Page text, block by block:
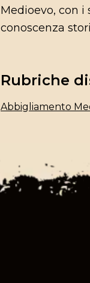
Medioevo, con
conoscenza
Rubriche
Abbigliamento